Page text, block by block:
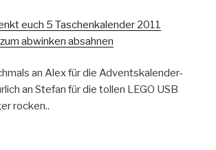
euch 5 Taschenkalender 2011
abwinken absahnen
an Alex für die Adventskalender-
an Stefan für die tollen LEGO USB
rocken..